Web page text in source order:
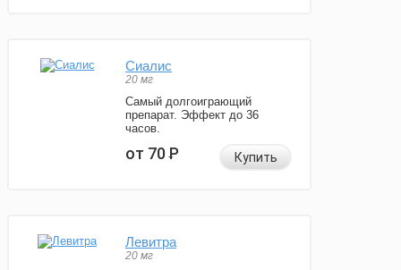
Сиалис
20 мг
Самый долгоиграющий
препарат. Эффект до 36
часов.
от 70Р Купить
Левитра
20 мг